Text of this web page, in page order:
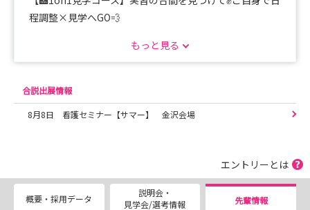
程調整×見学へGO💨
看護師と看護を学ぼうっ！
でも聞いていいんです🏃💨
【📝就活支援コース】名古屋＆一宮にて受付中📍履歴書＆
面接対策をチェック🔥
皆さんの疑問 ”気になる” を看護師採用担当が解決しま
もっと見る
合説出展情報
8月8日 看護セミナー【サマー】 金沢会場
エントリーとは
概要・採用データ
説明会・
見学会/選考情報
先輩情報